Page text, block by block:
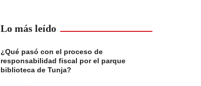
Lo más leído
¿Qué pasó con el proceso de
responsabilidad fiscal por el parque
biblioteca de Tunja?